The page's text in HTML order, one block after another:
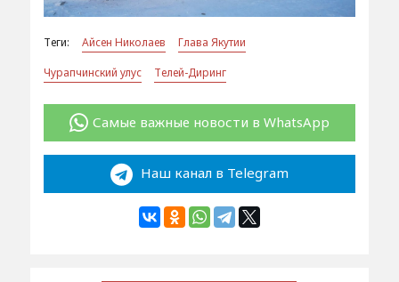
Теги: Айсен Николаев
Глава Якутии
Чурапчинский улус
Телей-Диринг
Самые важные новости в WhatsApp
Наш канал в Telegram